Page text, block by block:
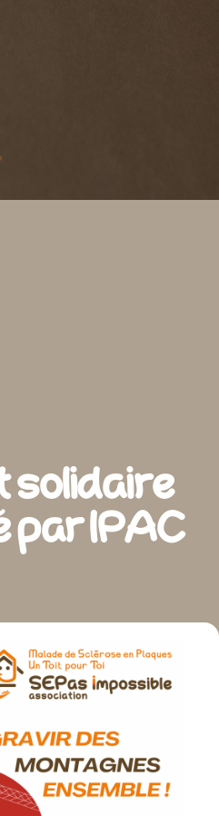
solidaire
par IPAC